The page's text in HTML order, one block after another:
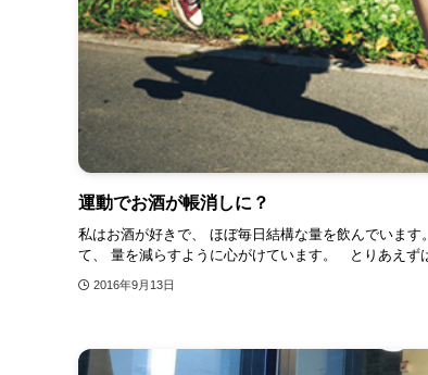
運動でお酒が帳消しに？
私はお酒が好きで、 ほぼ毎日結構な量を飲んでいま
て、 量を減らすように心がけています。 とりあえず
2016年9月13日